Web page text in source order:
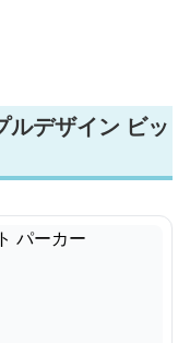
ルデザイン ビッ